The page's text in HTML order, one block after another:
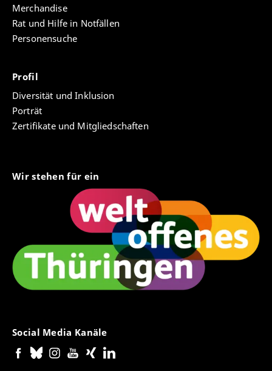
Merchandise
Rat und Hilfe in Notfällen
Personensuche
Profil
Diversität und Inklusion
Porträt
Zertifikate und Mitgliedschaften
Wir stehen für ein
Social Media Kanäle